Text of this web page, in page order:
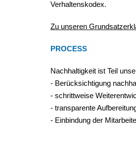
Verhaltenskodex.
Zu unseren
PROCESS
Nachhaltigkeit ist Teil
- Berücksichtigung
- schrittweise
- transparente
- Einbindung der